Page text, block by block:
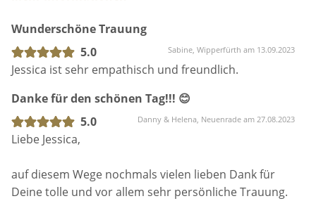
euch zu hören.
Wunderschöne Trauung
5.0
Sabine, Wipperfürth am 13.09.2023
Jessica ist sehr empathisch und freundlich.
Danke für den schönen Tag!!! 😊
5.0
Danny & Helena, Neuenrade am 27.08.2023
Liebe Jessica,
auf diesem Wege nochmals vielen lieben Dank für
Deine tolle und vor allem sehr persönliche Trauung.